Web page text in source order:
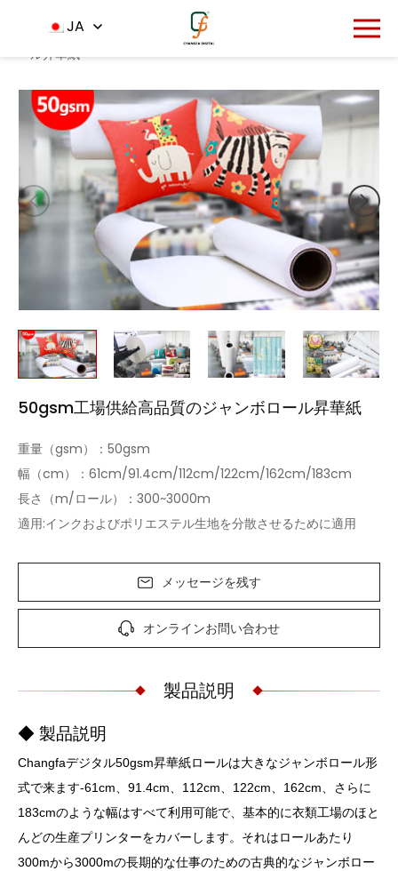
JA
ホーム 製品
50gsm工場供給高品質のジャンボロ
ール昇華紙
50gsm工場供給高品質のジャンボロール昇華紙
重量（gsm）：50gsm
幅（cm）：61cm/91.4cm/112cm/122cm/162cm/183cm
長さ（m/ロール）：300~3000m
適用:インクおよびポリエステル生地を分散させるために適用
メッセージを残す
オンラインお問い合わせ
製品説明
◆ 製品説明
Changfaデジタル50gsm昇華紙ロールは大きなジャンボロール形
式で来ます-61cm、91.4cm、112cm、122cm、162cm、さらに
183cmのような幅はすべて利用可能で、基本的に衣類工場のほと
んどの生産プリンターをカバーします。それはロールあたり
300mから3000mの長期的な仕事のための古典的なジャンボロー